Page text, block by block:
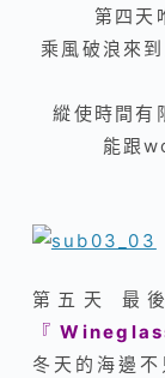
第四天
乘風破浪來
縱使時間有
能跟
第五天 最
『
冬天的海邊